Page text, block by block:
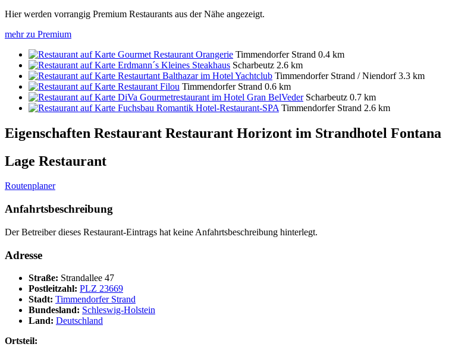
Hier werden vorrangig Premium Restaurants aus der Nähe angezeigt.
mehr zu Premium
Gourmet Restaurant Orangerie Timmendorfer Strand 0.4 km
Erdmann´s Kleines Steakhaus Scharbeutz 2.6 km
Restaurtant Balthazar im Hotel Yachtclub Timmendorfer Strand / Niendorf 3.3 km
Restaurant Filou Timmendorfer Strand 0.6 km
DiVa Gourmetrestaurant im Hotel Gran BelVeder Scharbeutz 0.7 km
Fuchsbau Romantik Hotel-Restaurant-SPA Timmendorfer Strand 2.6 km
Eigenschaften Restaurant Restaurant Horizont im Strandhotel Fontana
Lage Restaurant
Routenplaner
Anfahrtsbeschreibung
Der Betreiber dieses Restaurant-Eintrags hat keine Anfahrtsbeschreibung hinterlegt.
Adresse
Straße: Strandallee 47
Postleitzahl: PLZ 23669
Stadt: Timmendorfer Strand
Bundesland: Schleswig-Holstein
Land: Deutschland
Ortsteil: